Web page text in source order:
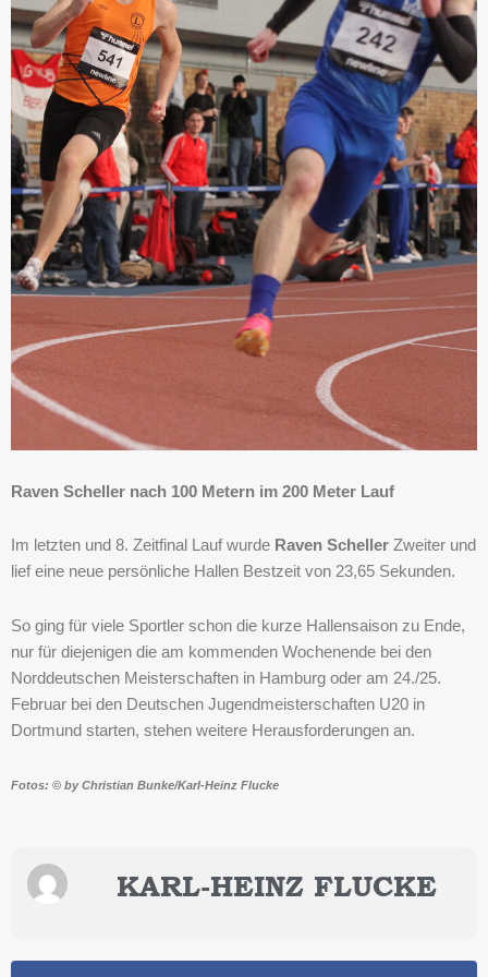
Raven Scheller nach 100 Metern im 200 Meter Lauf
Im letzten und 8. Zeitfinal Lauf wurde Raven Scheller Zweiter und
lief eine neue persönliche Hallen Bestzeit von 23,65 Sekunden.
So ging für viele Sportler schon die kurze Hallensaison zu Ende,
nur für diejenigen die am kommenden Wochenende bei den
Norddeutschen Meisterschaften in Hamburg oder am 24./25.
Februar bei den Deutschen Jugendmeisterschaften U20 in
Dortmund starten, stehen weitere Herausforderungen an.
Fotos: © by Christian Bunke/Karl-Heinz Flucke
KARL-HEINZ FLUCKE